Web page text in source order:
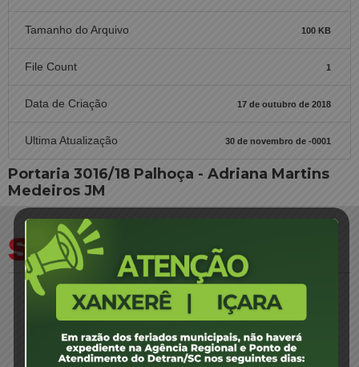
Tamanho do Arquivo 100 KB
File Count 1
Data de Criação 17 de outubro de 2018
Ultima Atualização 30 de novembro de -0001
Portaria 3016/18 Palhoça - Adriana Martins
Medeiros JM